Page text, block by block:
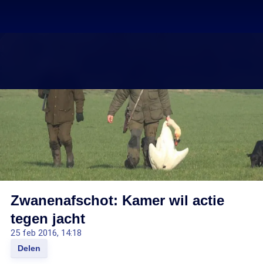
Zwanenafschot: Kamer wil actie
tegen jacht
25 feb 2016, 14:18
Delen